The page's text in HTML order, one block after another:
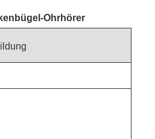
Ohrhörer